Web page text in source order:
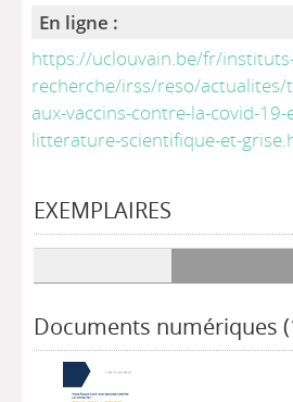
En ligne :
https://uclouvain.be/fr/
recherche/irss/reso/actualites/
aux-vaccins-contre-la-covid-
litterature-scientifique-et-
EXEMPLAIRES
Documents numériques